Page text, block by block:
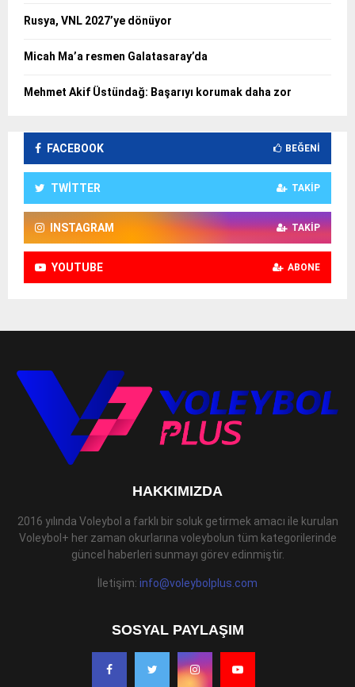
Rusya, VNL 2027’ye dönüyor
Micah Ma’a resmen Galatasaray’da
Mehmet Akif Üstündağ: Başarıyı korumak daha zor
FACEBOOK BEĞENI
TWITTER TAKIP
INSTAGRAM TAKIP
YOUTUBE ABONE
HAKKIMIZDA
2016 yılında Voleybol a farklı bir soluk getirmek amacı ile kurulan
Voleybol+ her zaman okurlarına voleybolun tüm kategorilerinde
güncel haberleri sunmayı görev edinmiştir.
İletişim: info@voleybolplus.com
SOSYAL PAYLAŞIM